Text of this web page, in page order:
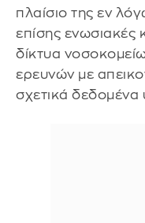
πλαίσιο της εν
επίσης ενωσιακές
δίκτυα
ερευνών με
σχετικά δεδομένα